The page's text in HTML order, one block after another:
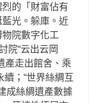
的「財富佔有
光。躲庫。近
物院數字化工
院“云出云岡
走出館舍、乘
續；“世界絲綢互
成絲綢遺產數據